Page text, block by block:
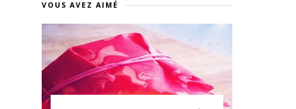
VOUS AVEZ AIMÉ